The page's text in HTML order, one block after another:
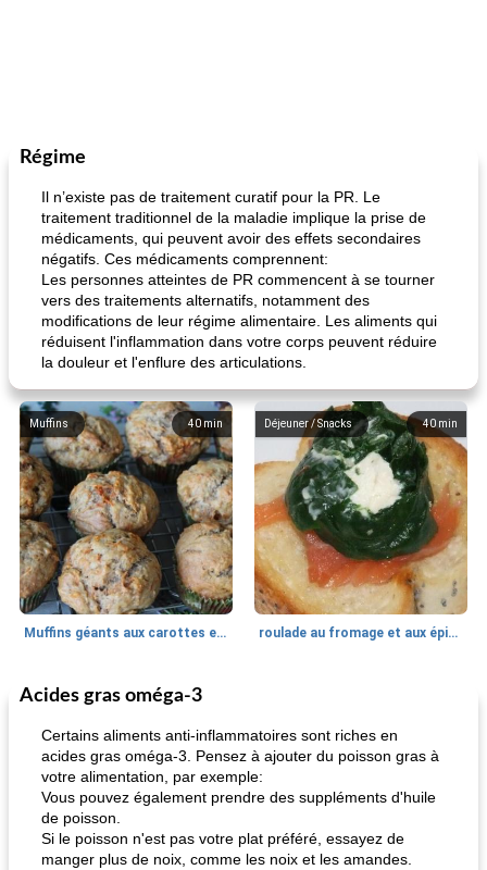
Régime
Il n’existe pas de traitement curatif pour la PR. Le
traitement traditionnel de la maladie implique la prise de
médicaments, qui peuvent avoir des effets secondaires
négatifs. Ces médicaments comprennent:
Les personnes atteintes de PR commencent à se tourner
vers des traitements alternatifs, notamment des
modifications de leur régime alimentaire. Les aliments qui
réduisent l'inflammation dans votre corps peuvent réduire
la douleur et l'enflure des articulations.
40 min
Muffins
Muffins géants aux carottes et à la banane de Nif
40 min
Déjeuner / Snacks
roulade au fromage et aux épinards
30min
Marques de confiance: recettes et
Acides gras oméga-3
Certains aliments anti-inflammatoires sont riches en
acides gras oméga-3. Pensez à ajouter du poisson gras à
votre alimentation, par exemple:
Vous pouvez également prendre des suppléments d'huile
de poisson.
Si le poisson n'est pas votre plat préféré, essayez de
manger plus de noix, comme les noix et les amandes.